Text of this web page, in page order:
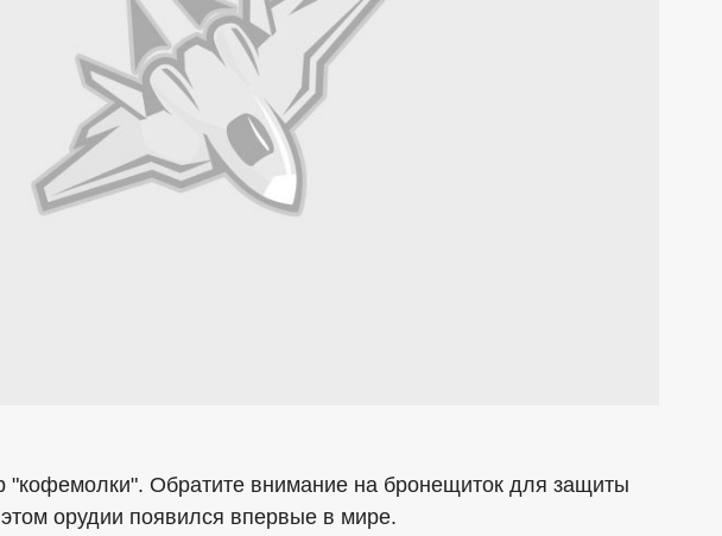
"кофемолки". Обратите внимание на бронещиток для защиты
орудии появился впервые в мире.